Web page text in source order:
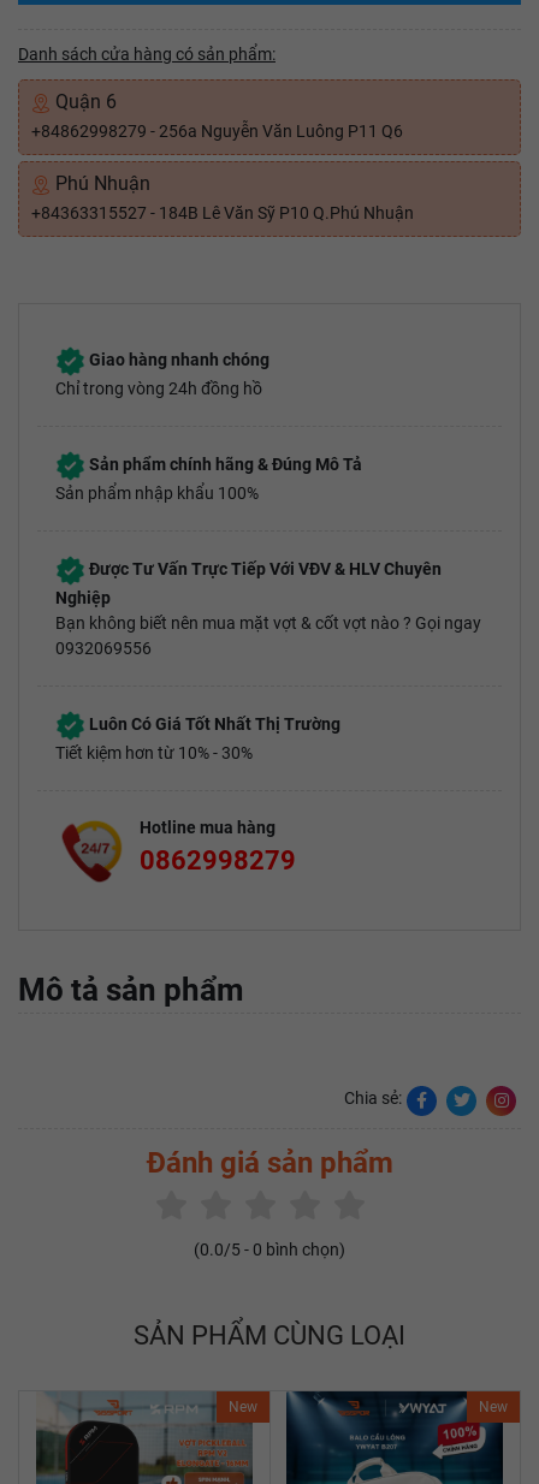
Danh sách cửa hàng có sản phẩm:
Quận 6
+84862998279 - 256a Nguyễn Văn Luông P11 Q6
Phú Nhuận
+84363315527 - 184B Lê Văn Sỹ P10 Q.Phú Nhuận
Giao hàng nhanh chóng
Chỉ trong vòng 24h đồng hồ
Sản phẩm chính hãng & Đúng Mô Tả
Sản phẩm nhập khẩu 100%
Được Tư Vấn Trực Tiếp Với VĐV & HLV Chuyên
Nghiệp
Bạn không biết nên mua mặt vợt & cốt vợt nào ? Gọi ngay
0932069556
Luôn Có Giá Tốt Nhất Thị Trường
Tiết kiệm hơn từ 10% - 30%
Hotline mua hàng
0862998279
Mô tả sản phẩm
Chia sẻ:
Đánh giá sản phẩm
(0.0/5 - 0 bình chọn)
SẢN PHẨM CÙNG LOẠI
New New